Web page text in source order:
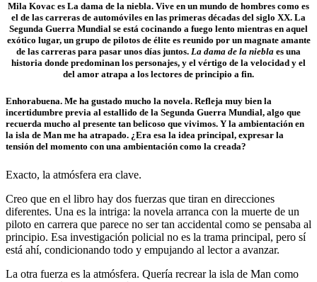
Mila Kovac es La dama de la niebla. Vive en un mundo de hombres como es
el de las carreras de automóviles en las primeras décadas del siglo XX. La
Segunda Guerra Mundial se está cocinando a fuego lento mientras en aquel
exótico lugar, un grupo de pilotos de élite es reunido por un magnate amante
de las carreras para pasar unos días juntos. La dama de la niebla es una
historia donde predominan los personajes, y el vértigo de la velocidad y el
del amor atrapa a los lectores de principio a fin.
Enhorabuena. Me ha gustado mucho la novela. Refleja muy bien la
incertidumbre previa al estallido de la Segunda Guerra Mundial, algo que
recuerda mucho al presente tan belicoso que vivimos. Y la ambientación en
la isla de Man me ha atrapado. ¿Era esa la idea principal, expresar la
tensión del momento con una ambientación como la creada?
Exacto, la atmósfera era clave.
Creo que en el libro hay dos fuerzas que tiran en direcciones
diferentes. Una es la intriga: la novela arranca con la muerte de un
piloto en carrera que parece no ser tan accidental como se pensaba al
principio. Esa investigación policial no es la trama principal, pero sí
está ahí, condicionando todo y empujando al lector a avanzar.
La otra fuerza es la atmósfera. Quería recrear la isla de Man como